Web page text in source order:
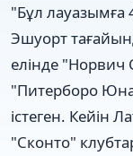
"Бұл
Эшуорт
елінде
"Питерборо
істеген. Кейін
"Сконто"